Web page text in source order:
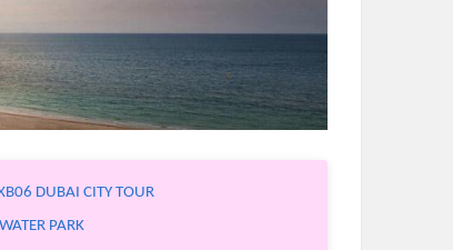
DUBAI CITY TOUR
PARK